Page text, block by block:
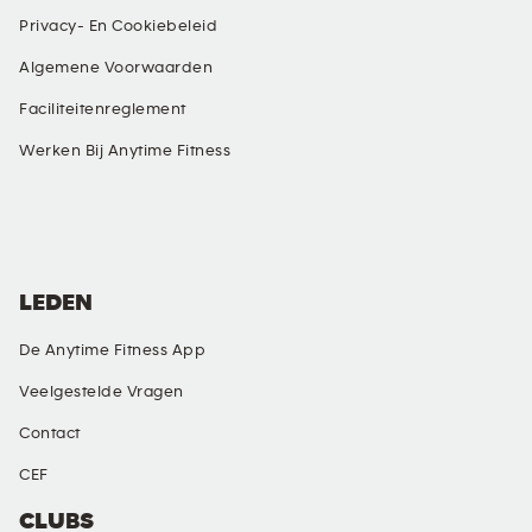
Privacy- En Cookiebeleid
Algemene Voorwaarden
Faciliteitenreglement
Werken Bij Anytime Fitness
CLUBS
LEDEN
De Anytime Fitness App
Veelgestelde Vragen
Contact
CEF